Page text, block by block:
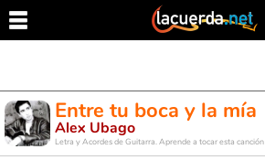
Entre tu boca y la mía
Alex Ubago
Letra y Acordes de Guitarra. Aprende a tocar esta canción